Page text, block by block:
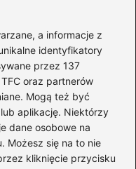
a informacje z
identyfikatory
przez 137
oraz partnerów
Mogą też być
aplikację. Niektórzy
dane osobowe na
Możesz się na to nie
kliknięcie przycisku
schnie abizol
informacje o